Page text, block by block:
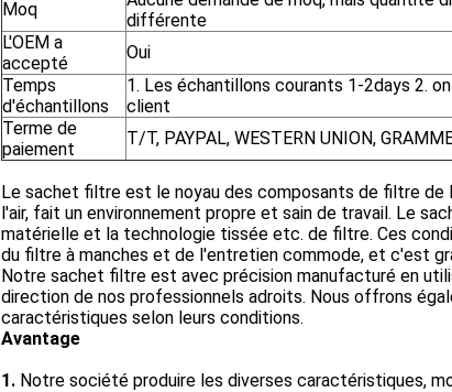
Moq
différente
L'OEM a
accepté
Oui
Temps
d'échantillons
1. Les échantillons courants 1-2days 2.
client
Terme de
paiement
T/T, PAYPAL, WESTERN UNION,
Le sachet filtre est le noyau des composants de filtre
l'air, fait un environnement propre et sain de travail. Le
matérielle et la technologie tissée etc. de filtre. Ces
du filtre à manches et de l'entretien commode, et c'est
Notre sachet filtre est avec précision manufacturé en
direction de nos professionnels adroits. Nous offrons
caractéristiques selon leurs conditions.
Avantage
1. Notre société produire les diverses caractéristiques,